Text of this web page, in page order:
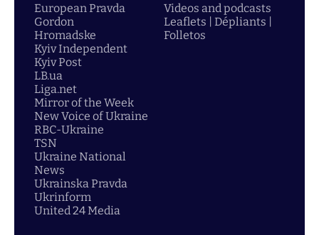
European Pravda
Gordon
Hromadske
Kyiv Independent
Kyiv Post
LB.ua
Liga.net
Mirror of the Week
New Voice of Ukraine
RBC-Ukraine
TSN
Ukraine National
News
Ukrainska Pravda
Ukrinform
United 24 Media
Videos and podcasts
Leaflets | Dépliants |
Folletos